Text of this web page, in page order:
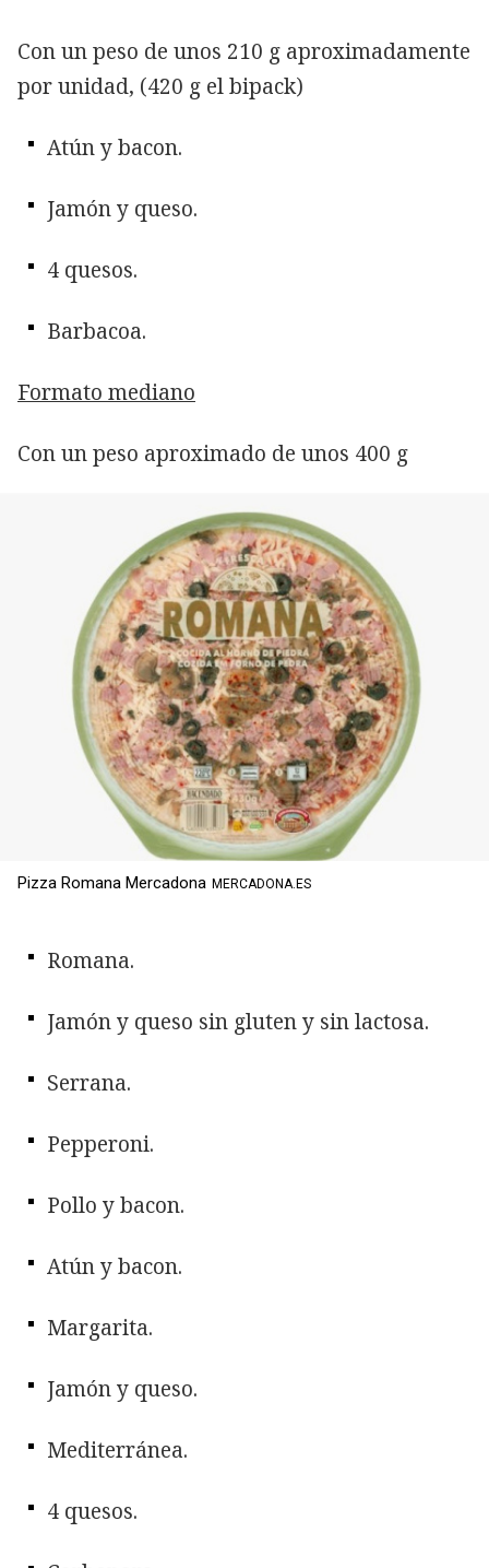
Con un peso de unos 210 g aproximadamente
por unidad, (420 g el bipack)
Atún y bacon.
Jamón y queso.
4 quesos.
Barbacoa.
Formato mediano
Con un peso aproximado de unos 400 g
Pizza Romana Mercadona MERCADONA.ES
Romana.
Jamón y queso sin gluten y sin lactosa.
Serrana.
Pepperoni.
Pollo y bacon.
Atún y bacon.
Margarita.
Jamón y queso.
Mediterránea.
4 quesos.